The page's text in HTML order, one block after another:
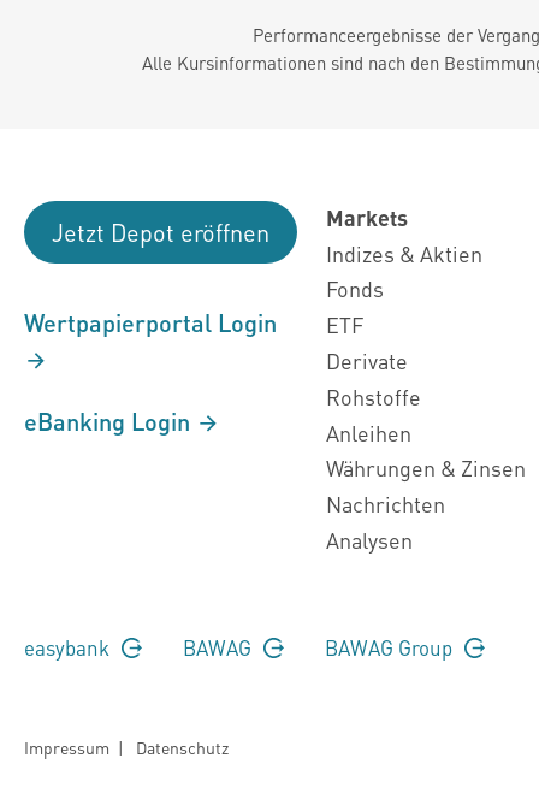
Performanceergebnisse der
Alle Kursinformationen sind nach den
Jetzt Depot eröffnen
Wertpapierportal Login
eBanking Login
Markets
Indizes & Aktien
Fonds
ETF
Derivate
Rohstoffe
Anleihen
Währungen & Zinsen
Nachrichten
Analysen
easybank BAWAG BAWAG Group
Impressum | Datenschutz